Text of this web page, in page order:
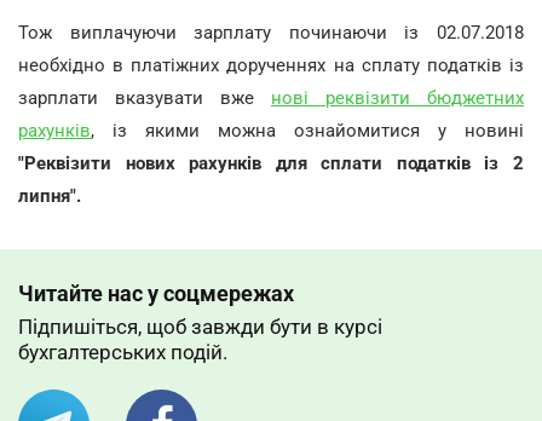
Тож виплачуючи зарплату починаючи із 02.07.2018
необхідно в платіжних дорученнях на сплату податків із
зарплати вказувати вже нові реквізити бюджетних
рахунків, із якими можна ознайомитися у новині
"Реквізити нових рахунків для сплати податків із 2
липня".
Читайте нас у соцмережах
Підпишіться, щоб завжди бути в курсі
бухгалтерських подій.